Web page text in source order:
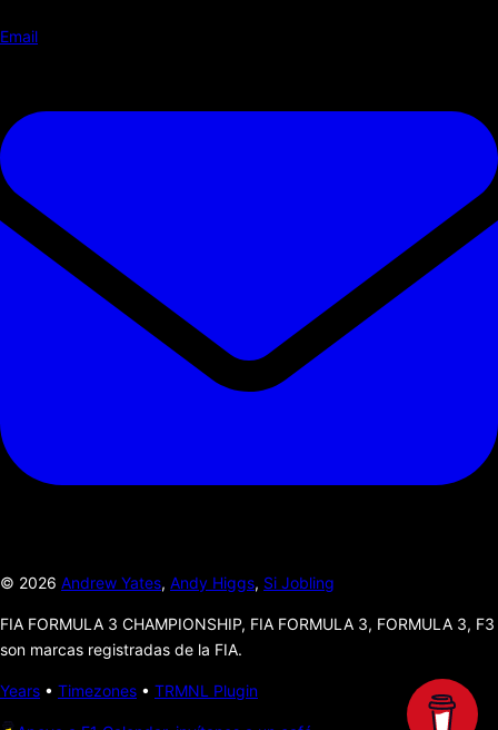
Email
© 2026 Andrew Yates, Andy Higgs, Si Jobling
FIA FORMULA 3 CHAMPIONSHIP, FIA FORMULA 3, FORMULA 3, F3
son marcas registradas de la FIA.
Years • Timezones • TRMNL Plugin